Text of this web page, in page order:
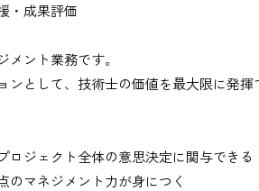
・成果評価
ント業務です。
ンとして、技術士の価値を最大限に発揮
ロジェクト全体の意思決定に関与できる
のマネジメント力が身につく